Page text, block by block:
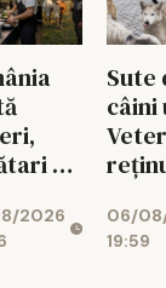
și
2026
Sute
câini
06/
19:59